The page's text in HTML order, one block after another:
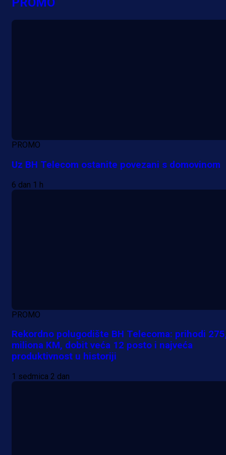
PROMO
Uz BH Telecom ostanite povezani s domovinom
6 dan 1 h
PROMO
Rekordno polugodište BH Telecoma: prihodi
miliona KM, dobit veća 12 posto i najveća
produktivnost u historiji
1 sedmica 2 dan